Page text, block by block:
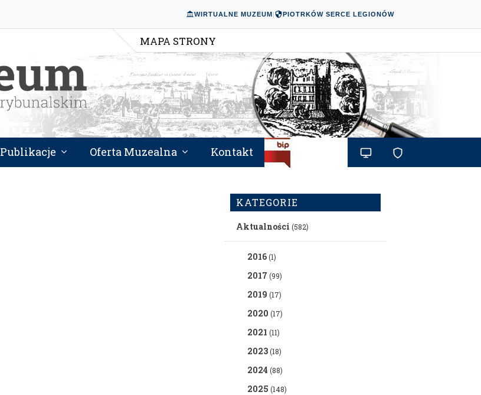
WIRTUALNE MUZEUM| PIOTRKÓW SERCE LEGIONÓW
MAPA STRONY
Publikacje Oferta Muzealna Kontakt
KATEGORIE
Aktualności (582)
2016(1)
2017 (99)
2019 (17)
2020 (17)
2021 (11)
2023(18)
2024 (88)
2025 (148)